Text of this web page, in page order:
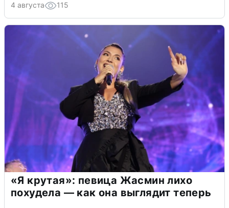
4 августа 115
«Я крутая»: певица Жасмин лихо
похудела — как она выглядит теперь